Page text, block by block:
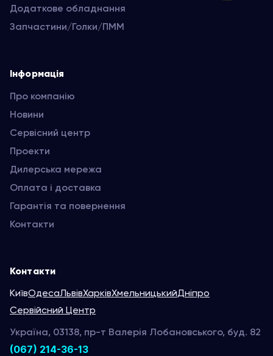
Додаткове обладнання
Запчастини/Голки/ПММ
Інформація
Про компанію
Новини
Сервісний центр
Проекти
Дилерська мережа
Оплата і доставка
Гарантія та повернення
Контакти
Контакти
КиївОдесаЛьвівХарківХмельницькийДніпро
Сервійсний Центр
Україна, 03138, пр-т Валерія Лобановського, буд. 82
(067) 214-36-13